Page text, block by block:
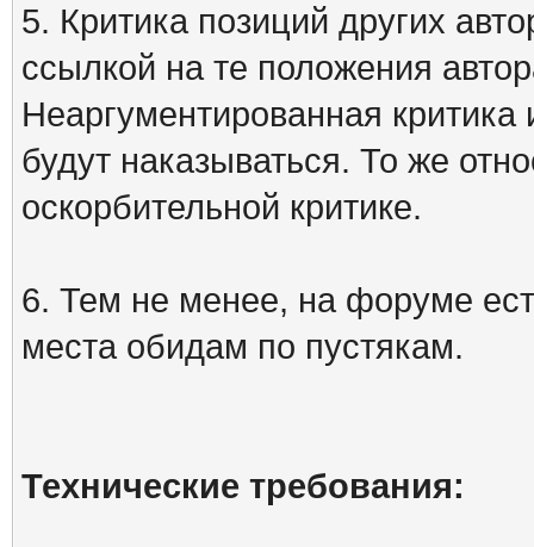
5. Критика позиций других
ссылкой на те положения
Неаргументированная
будут наказываться. То же
оскорбительной критике.
6. Тем не менее, на форуме
места обидам по пустякам.
Технические требования: